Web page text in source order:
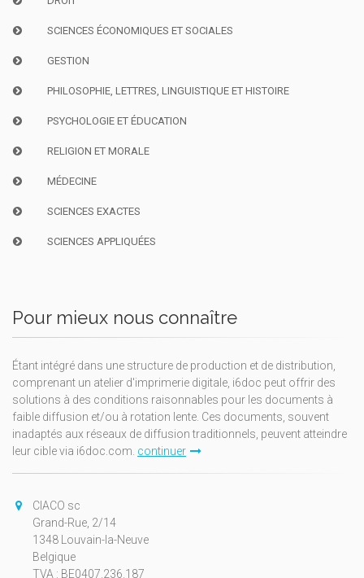
SCIENCES ÉCONOMIQUES ET SOCIALES
GESTION
PHILOSOPHIE, LETTRES, LINGUISTIQUE ET HISTOIRE
PSYCHOLOGIE ET ÉDUCATION
RELIGION ET MORALE
MÉDECINE
SCIENCES EXACTES
SCIENCES APPLIQUÉES
Pour mieux nous connaître
Étant intégré dans une structure de production et de distribution,
comprenant un atelier d'imprimerie digitale, i6doc peut offrir des
solutions à des conditions raisonnables pour les documents à
faible diffusion et/ou à rotation lente. Ces documents, souvent
inadaptés aux réseaux de diffusion traditionnels, peuvent atteindre
leur cible via i6doc.com. continuer
CIACO sc
Grand-Rue, 2/14
1348 Louvain-la-Neuve
Belgique
TVA : BE0407.236.187